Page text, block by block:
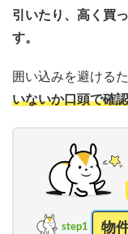
引いたり、高く買
す。
囲い込みを避けるた
いないか口頭で確認
step1